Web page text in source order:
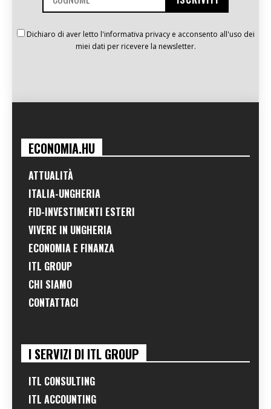
Dichiaro di aver letto l'informativa privacy e acconsento all'uso dei
miei dati per ricevere la newsletter.
ECONOMIA.HU
ATTUALITÀ
ITALIA-UNGHERIA
FID-INVESTIMENTI ESTERI
VIVERE IN UNGHERIA
ECONOMIA E FINANZA
ITL GROUP
CHI SIAMO
CONTATTACI
I SERVIZI DI ITL GROUP
ITL CONSULTING
ITL ACCOUNTING